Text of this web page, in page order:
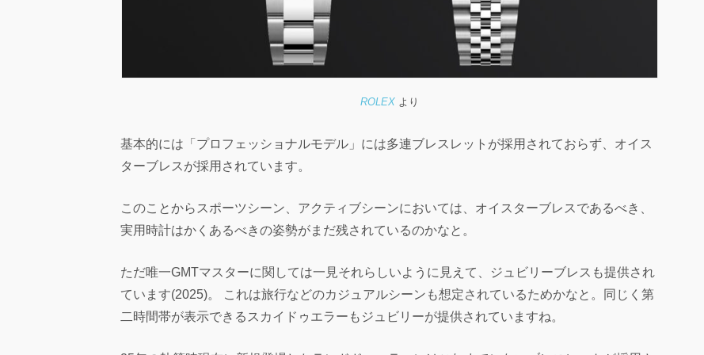
ROLEX より
基本的には「プロフェッショナルモデル」には多連ブレスレットが採用されておらず、オイス
ターブレスが採用されています。
このことからスポーツシーン、アクティブシーンにおいては、オイスターブレスであるべき、
実用時計はかくあるべきの姿勢がまだ残されているのかなと。
ただ唯一GMTマスターに関しては一見それらしいように見えて、ジュビリーブレスも提供され
ています(2025)。 これは旅行などのカジュアルシーンも想定されているためかなと。同じく第
二時間帯が表示できるスカイドゥエラーもジュビリーが提供されていますね。